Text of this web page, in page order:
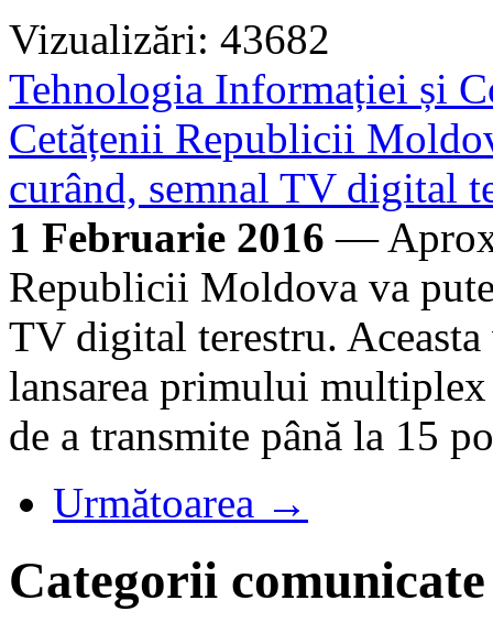
Vizualizări: 43682
Tehnologia Informației și
Cetățenii Republicii
curând, semnal TV digital
1 Februarie 2016 —
Republicii Moldova va
TV digital terestru.
lansarea primului
de a transmite până la 15
Următoarea →
Categorii comunicate